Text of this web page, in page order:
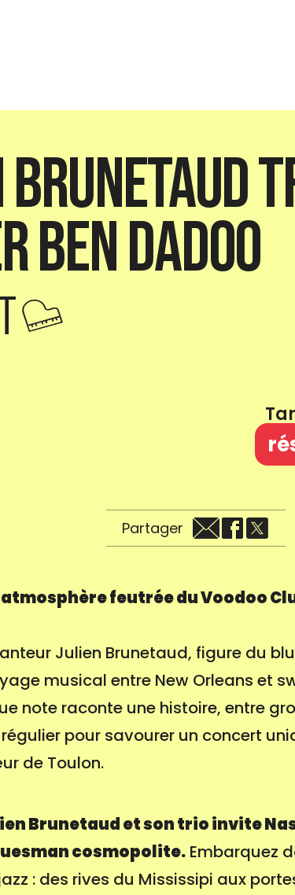
Ben Dadoo
Partager
feutrée du Voodoo
Julien Brunetaud, figure du
musical entre New Orleans et
note raconte une histoire, entre
pour savourer un concert
de Toulon.
Brunetaud et son trio invite
cosmopolite. Embarquez
: des rives du Mississipi aux